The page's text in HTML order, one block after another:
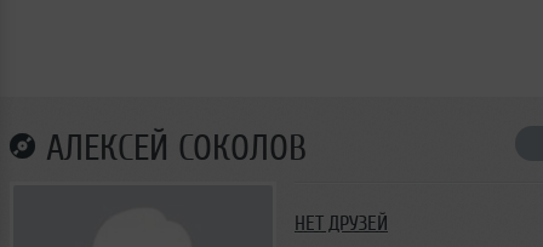
АЛЕКСЕЙ СОКОЛОВ
НЕТ ДРУЗЕЙ